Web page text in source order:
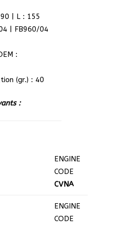
| L : 155
| FB960/04
:
(gr.) : 40
:
ENGINE
CODE
CVNA
ENGINE
CODE